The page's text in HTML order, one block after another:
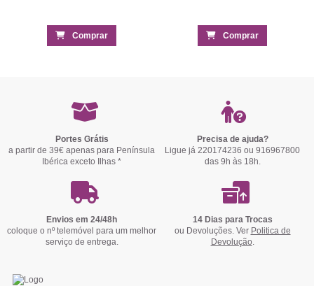
Comprar Comprar
Portes Grátis
a partir de 39€ apenas para Península
Ibérica exceto Ilhas *
Precisa de ajuda?
Ligue já 220174236 ou 916967800
das 9h às 18h.
Envios em 24/48h
coloque o nº telemóvel para um melhor
serviço de entrega.
14 Dias para Trocas
ou Devoluções. Ver Politica de
Devolução